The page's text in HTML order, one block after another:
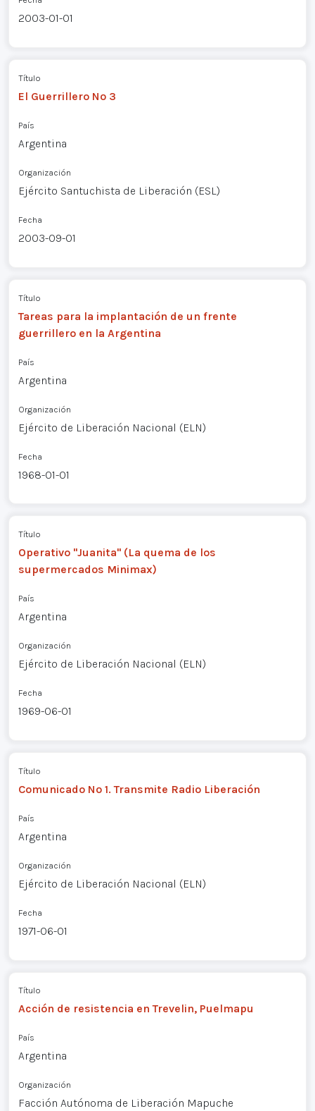
2003-01-01
Título
El Guerrillero Nº 3
País
Argentina
Organización
Ejército Santuchista de Liberación (ESL)
Fecha
2003-09-01
Título
Tareas para la implantación de un frente
guerrillero en la Argentina
País
Argentina
Organización
Ejército de Liberación Nacional (ELN)
Fecha
1968-01-01
Título
Operativo "Juanita" (La quema de los
supermercados Minimax)
País
Argentina
Organización
Ejército de Liberación Nacional (ELN)
Fecha
1969-06-01
Título
Comunicado Nº 1. Transmite Radio Liberación
País
Argentina
Organización
Ejército de Liberación Nacional (ELN)
Fecha
1971-06-01
Título
Acción de resistencia en Trevelin, Puelmapu
País
Argentina
Organización
Facción Autónoma de Liberación Mapuche